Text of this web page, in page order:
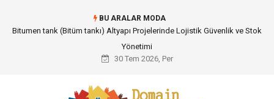
BU ARALAR MODA
Güvenilir Chip Satışı: Kesintisiz Poker Deneyimi İçin Profesyonel Destek
30 Tem 2026, Per